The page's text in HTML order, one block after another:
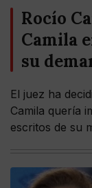
Rocío
Camila
su
El juez ha
Camila quería
escritos de su